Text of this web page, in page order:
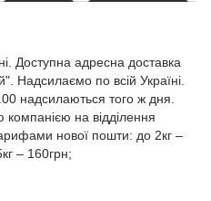
Доступна адресна доставка
Надсилаємо по всій Україні.
надсилаються того ж дня.
на відділення
нової пошти: до 2кг –
– 160грн;